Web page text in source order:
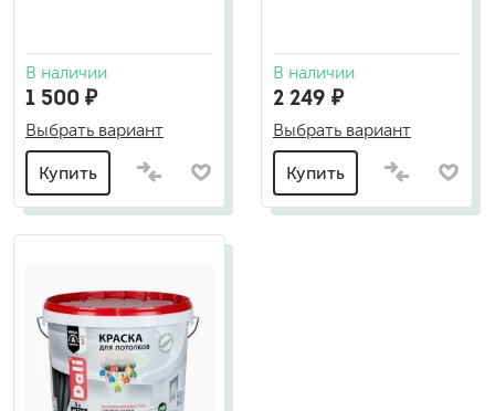
В наличии
1 500 ₽
Выбрать вариант
Купить
В наличии
2 249 ₽
Выбрать вариант
Купить